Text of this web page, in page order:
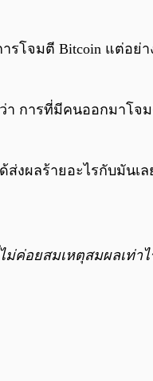
รโจมตี Bitcoin แต่อย่
า การที่มีคนออกมาโจ
ส่งผลร้ายอะไรกับมันเ
ม่ค่อยสมเหตุสมผลเท่